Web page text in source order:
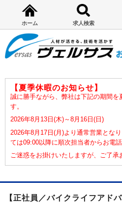
ホーム 求人検索
【夏季休暇のお知らせ】
誠に勝手ながら、弊社は下記の期間を
す。
2026年8月13日(木)～8月16日(日)
2026年8月17日(月)より通常営業とな
ては09:00以降に順次担当者からお電
ご迷惑をお掛けいたしますが、ご了承
【正社員／バイクライフアド